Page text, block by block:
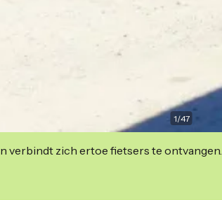
1/47
verbindt zich ertoe fietsers te ontvangen.